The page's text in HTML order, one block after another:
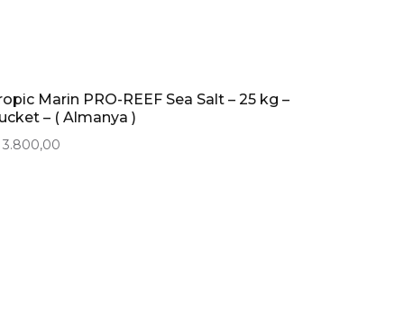
Marin PRO-REEF Sea Salt – 25 kg –
– ( Almanya )
3.800,00